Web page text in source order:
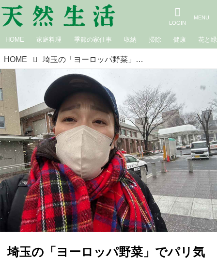
HOME 家庭料理 季節の家仕事 収納 掃除 健康 花と緑
HOME 埼玉の「ヨーロッパ野菜」でパリ気分｜白鳥久美子の手作り暮らし
埼玉の「ヨーロッパ野菜」でパリ気